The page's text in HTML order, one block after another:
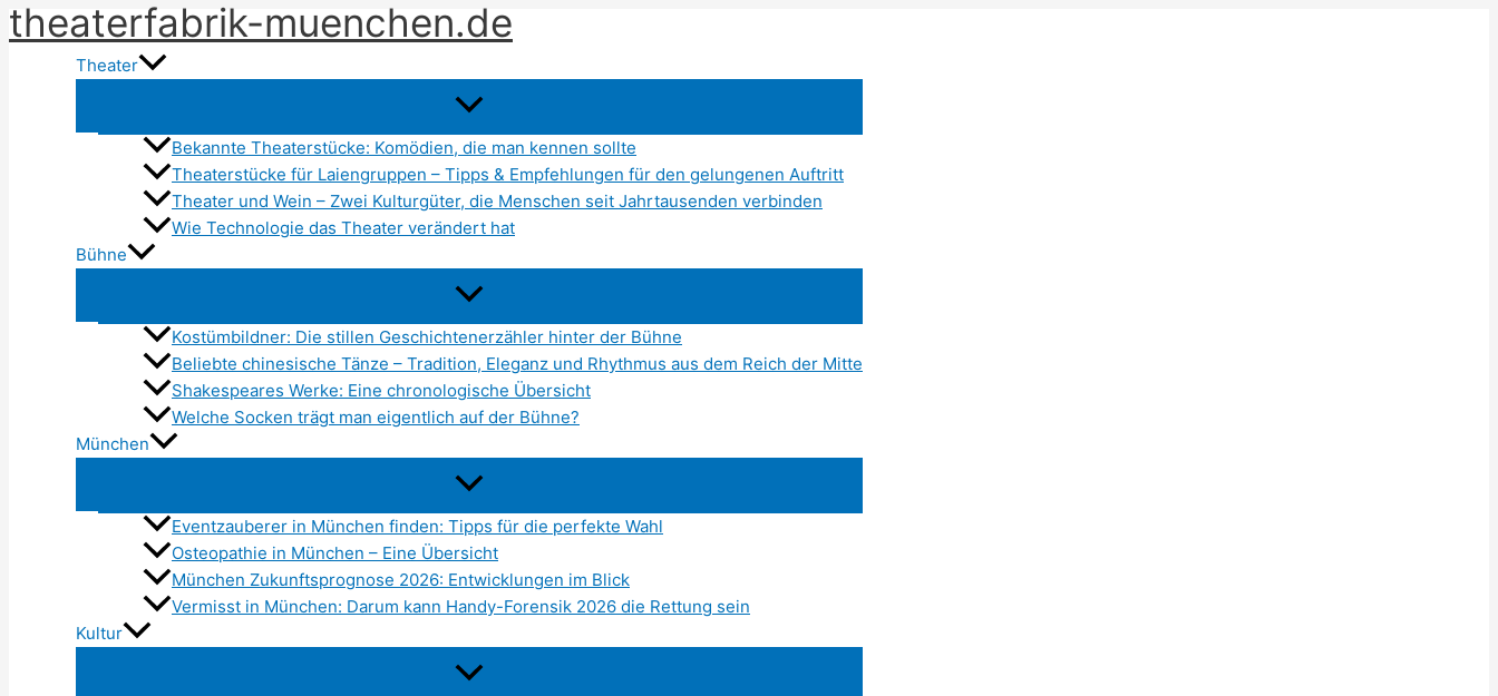
Zum
Inhalt
springen
theaterfabrik-muenchen.de
Theater
Bekannte Theaterstücke: Komödien, die man kennen sollte
Theaterstücke für Laiengruppen – Tipps & Empfehlungen für den gelungenen Auftritt
Theater und Wein – Zwei Kulturgüter, die Menschen seit Jahrtausenden verbinden
Wie Technologie das Theater verändert hat
Bühne
Kostümbildner: Die stillen Geschichtenerzähler hinter der Bühne
Beliebte chinesische Tänze – Tradition, Eleganz und Rhythmus aus dem Reich der Mitte
Shakespeares Werke: Eine chronologische Übersicht
Welche Socken trägt man eigentlich auf der Bühne?
München
Eventzauberer in München finden: Tipps für die perfekte Wahl
Osteopathie in München – Eine Übersicht
München Zukunftsprognose 2026: Entwicklungen im Blick
Vermisst in München: Darum kann Handy-Forensik 2026 die Rettung sein
Kultur